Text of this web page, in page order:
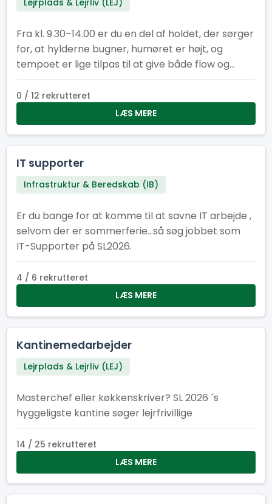
Lejrplads & Lejrliv (LEJ)
Fra kl. 9.30–14.00 er du en del af holdet, der sørger
for, at hylderne bugner, humøret er højt, og
tempoet er lige tilpas til at give både flow og
hjerte – og du gør det sammen med andre, der
også elsker at være dér, hvor der sker noget.
Kom og vær med! Her er der plads til smil,
Super! Fortæl os gerne hvilke, når du søger – så
ved vi, hvem vi skal sende af sted til internationale
motto er: ”Vi giver energien – I lever eventyret!”
0 / 12 rekrutteret
LÆS MERE
IT supporter
Infrastruktur & Beredskab (IB)
Er du bange for at komme til at savne IT arbejde ,
selvom der er sommerferie...så søg jobbet som
IT-Supporter på SL2026.
4 / 6 rekrutteret
LÆS MERE
Kantinemedarbejder
Lejrplads & Lejrliv (LEJ)
Masterchef eller køkkenskriver? SL 2026 ´s
hyggeligste kantine søger lejrfrivillige
14 / 25 rekrutteret
LÆS MERE